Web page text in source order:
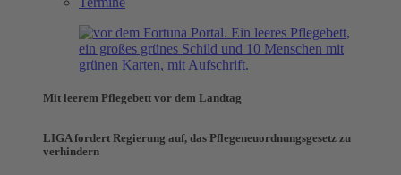
Mit leerem Pflegebett vor dem Landtag
LIGA fordert Regierung auf, das Pflegeneuordnungsgesetz zu
verhindern